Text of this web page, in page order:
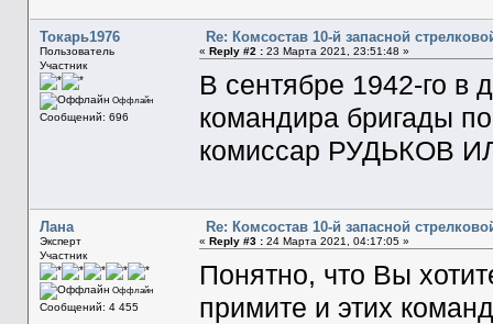
Токарь1976
Пользователь
Участник
Оффлайн
Сообщений: 696
Re: Комсостав 10-й запасной
« Reply #2 :23 Марта 2021, 23:51:48 »
В сентябре 1942-го в
командира бригады
комиссар РУДЬКОВ
Лана
Эксперт
Участник
Оффлайн
Сообщений: 4 455
Re: Комсостав 10-й запасной
« Reply #3 :24 Марта 2021, 04:17:05 »
Понятно, что Вы
примите и этих